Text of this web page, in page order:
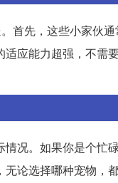
首先，这些小家伙
应能力超强，不需
况。如果你是个忙
论选择哪种宠物，